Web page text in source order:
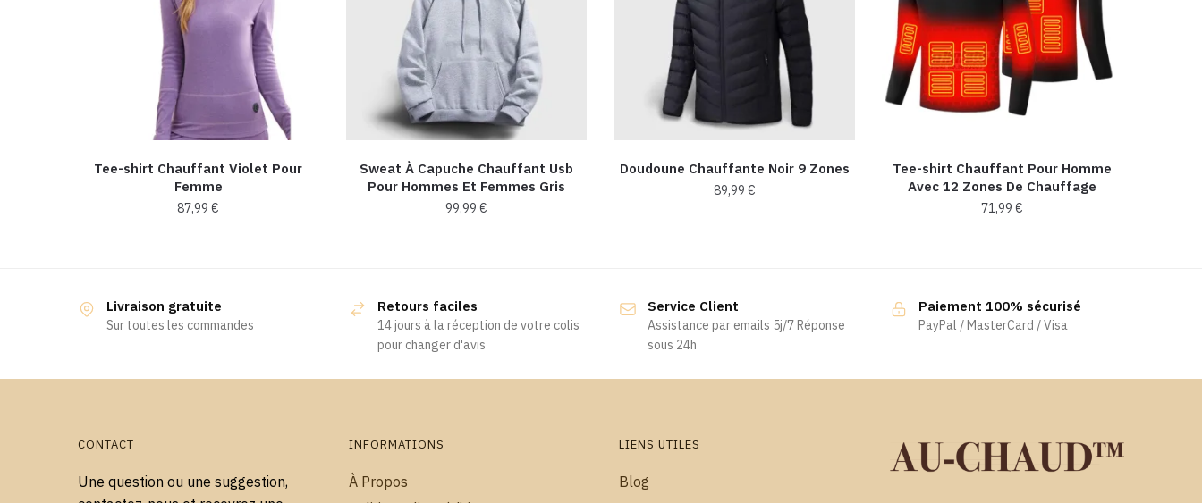
Tee-shirt Chauffant Violet Pour
Femme
87,99€
plusieurs
variations.
options
la
Sweat À Capuche Chauffant Usb
Pour Hommes Et Femmes Gris
99,99 €
plusieurs
variations.
Les
options
Doudoune Chauffante Noir 9 Zones
89,99 €
variations.
peuvent
Tee-shirt Chauffant Pour Homme
Avec 12 Zones De Chauffage
71,99€
plusieurs
variations.
options
choisies
sur
Livraison gratuite
Sur toutes les commandes
Retours faciles
14 jours à la réception de votre colis
pour changer d'avis
Service Client
Assistance par emails 5j/7 Réponse
sous 24h
Paiement 100% sécurisé
PayPal / MasterCard / Visa
CONTACT
Une question ou une suggestion,
INFORMATIONS
À Propos
LIENS UTILES
Blog